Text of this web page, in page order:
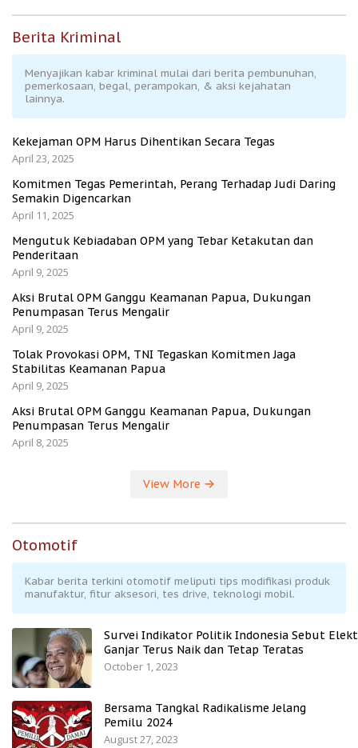
Berita Kriminal
Menyajikan kabar kriminal mulai dari berita pembunuhan,
pemerkosaan, begal, perampokan, & aksi kejahatan
lainnya.
Kekejaman OPM Harus Dihentikan Secara Tegas
April 23, 2025
Komitmen Tegas Pemerintah, Perang Terhadap Judi Daring
Semakin Digencarkan
April 11, 2025
Mengutuk Kebiadaban OPM yang Tebar Ketakutan dan
Penderitaan
April 9, 2025
Aksi Brutal OPM Ganggu Keamanan Papua, Dukungan
Penumpasan Terus Mengalir
April 9, 2025
Tolak Provokasi OPM, TNI Tegaskan Komitmen Jaga
Stabilitas Keamanan Papua
April 9, 2025
Aksi Brutal OPM Ganggu Keamanan Papua, Dukungan
Penumpasan Terus Mengalir
April 8, 2025
View More
Otomotif
Kabar berita terkini otomotif meliputi tips modifikasi produk
manufaktur, fitur aksesori, tes drive, teknologi mobil.
Survei Indikator Politik Indonesia Sebut
Ganjar Terus Naik dan Tetap Teratas
October 1, 2023
Bersama Tangkal Radikalisme Jelang
Pemilu 2024
August 27, 2023